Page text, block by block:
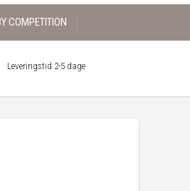
COMPETITION
Leveringstid 2-5 dage